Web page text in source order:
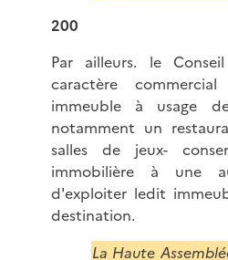
200
Par ailleurs. le
caractère
immeuble à usage
notamment un
salles de jeux-
immobilière à une
d'exploiter ledit
destination.
La Haute